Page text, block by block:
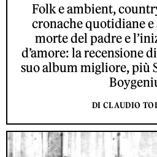
Folk e ambient,
cronache quotidiane
morte del padre e
d’amore: la recensione
suo album migliore, più
DI CLAUDIO